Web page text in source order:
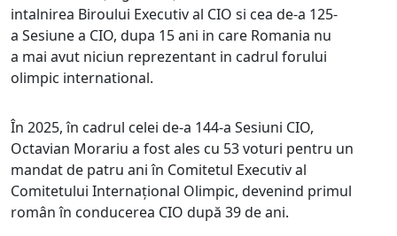
intalnirea Biroului Executiv al CIO si cea de-a 125-
a Sesiune a CIO, dupa 15 ani in care Romania nu
a mai avut niciun reprezentant in cadrul forului
olimpic international.
În 2025, în cadrul celei de-a 144-a Sesiuni CIO,
Octavian Morariu a fost ales cu 53 voturi pentru un
mandat de patru ani în Comitetul Executiv al
Comitetului Internațional Olimpic, devenind primul
român în conducerea CIO după 39 de ani.